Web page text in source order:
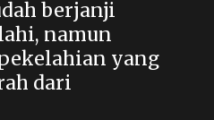
berjanji
namun
yang
dari